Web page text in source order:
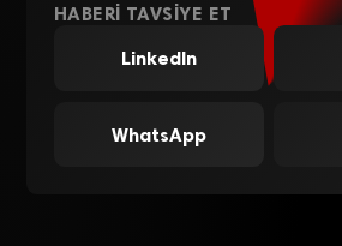
HABERI TAVSIYE ET
LinkedIn
WhatsApp